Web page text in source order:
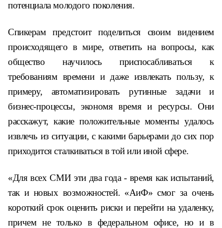
потенциала молодого поколения.
Спикерам предстоит поделиться своим видением
происходящего в мире, ответить на вопросы, как
общество научилось приспосабливаться к
требованиям времени и даже извлекать пользу, к
примеру, автоматизировать рутинные задачи и
бизнес-процессы, экономя время и ресурсы. Они
расскажут, какие положительные моменты удалось
извлечь из ситуации, с какими барьерами до сих пор
приходится сталкиваться в той или иной сфере.
«Для всех СМИ эти два года - время как испытаний,
так и новых возможностей. «АиФ» смог за очень
короткий срок оценить риски и перейти на удаленку,
причем не только в федеральном офисе, но и в